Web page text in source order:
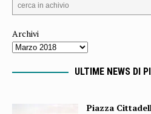
Archivi
ULTIME NEWS DI
Piazza